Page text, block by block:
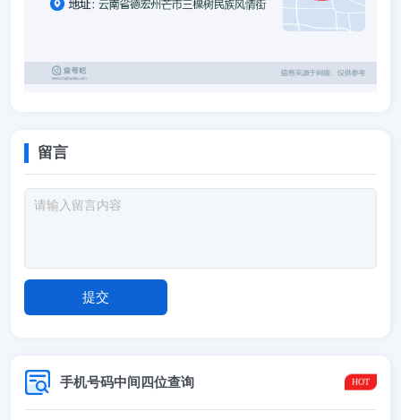
留言
手机号码中间四位查询